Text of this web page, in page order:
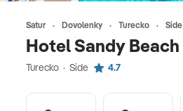
Satur Dovolenky Turecko Side
Hotel Sandy Beach
Turecko · Side 4.7